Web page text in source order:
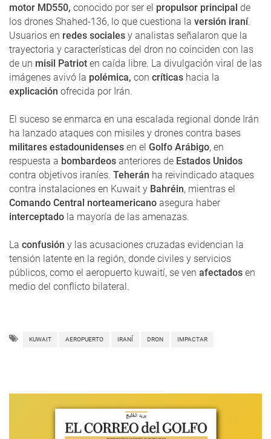
motor MD550, conocido por ser el propulsor principal de
los drones Shahed-136, lo que cuestiona la versión iraní.
Usuarios en redes sociales y analistas señalaron que la
trayectoria y características del dron no coinciden con las
de un misil Patriot en caída libre. La divulgación viral de las
imágenes avivó la polémica, con críticas hacia la
explicación ofrecida por Irán.
El suceso se enmarca en una escalada regional donde Irán
ha lanzado ataques con misiles y drones contra bases
militares estadounidenses en el Golfo Arábigo, en
respuesta a bombardeos anteriores de Estados Unidos
contra objetivos iraníes. Teherán ha reivindicado ataques
contra instalaciones en Kuwait y Bahréin, mientras el
Comando Central norteamericano asegura haber
interceptado la mayoría de las amenazas.
La confusión y las acusaciones cruzadas evidencian la
tensión latente en la región, donde civiles y servicios
públicos, como el aeropuerto kuwaití, se ven afectados en
medio del conflicto bilateral.
KUWAIT AEROPUERTO IRANÍ DRON IMPACTAR